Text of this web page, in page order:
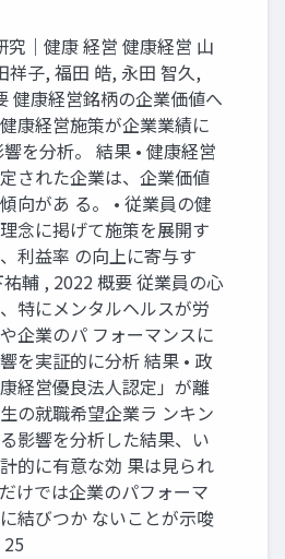
究｜健康 経営 健康経営 山
祥子, 福田 皓, 永田 智久,
健康経営銘柄の企業価値へ
康経営施策が企業業績に
を分析。 結果 • 健康経営
された企業は、企業価値
向があ る。 • 従業員の健
念に掲げて施策を展開す
利益率 の向上に寄与す
祐輔 , 2022 概要 従業員の心
特にメンタルヘルスが労
企業のパ フォーマンスに
を実証的に分析 結果 • 政
経営優良法人認定」が離
の就職希望企業ラ ンキン
影響を分析した結果、い
的に有意な効 果は見られ
けでは企業のパフォーマ
結びつか ないことが示唆